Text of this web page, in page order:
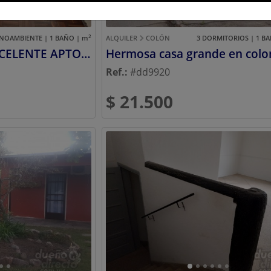
| 1 BAÑO | m2
DUEÑO ALQUILA EXCELENTE APTO,MUY ILUMINADO A 2 CUADRAS Y MEDIA DEL MAR!!!
ALQUILER COLÓN 3 DORMITORIOS | 1
Hermosa casa grande en
Ref.: #dd9920
$ 21.500